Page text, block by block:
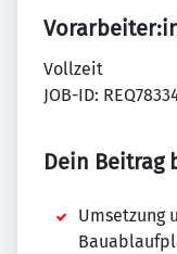
Vollzeit
JOB-ID:
Dein Beitrag
Umsetzung